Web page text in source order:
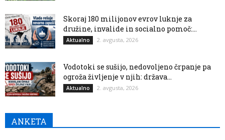
Skoraj 180 milijonov evrov luknje za
družine, invalide in socialno pomoč:...
Aktualno 2. avgusta, 2026
Vodotoki se sušijo, nedovoljeno črpanje pa
ogroža življenje v njih: država...
Aktualno 2. avgusta, 2026
ANKETA